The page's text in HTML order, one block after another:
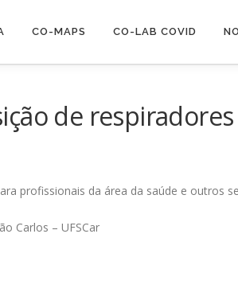
CO-MAPS CO-LAB COVID
de
profissionais da área da saúde e outros
Carlos – UFSCar